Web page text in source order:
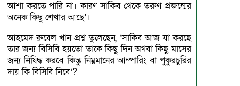
আশা করতে পারি না। কারণ সাকিব থেকে তরুণ প্রজন্মের
অনেক কিছু শেখার আছে’।
আহমেদ রুবেল খান প্রশ্ন তুলেছেন, ‘সাকিব আজ যা করছে
তার জন্য বিসিবি হয়তো তাকে কিছু দিন অথবা কিছু মাসের
জন্য নিষিদ্ধ করবে কিন্তু নিম্নমানের আম্পারিং বা পুকুরচুরির
দায় কি বিসিবি নিবে’?